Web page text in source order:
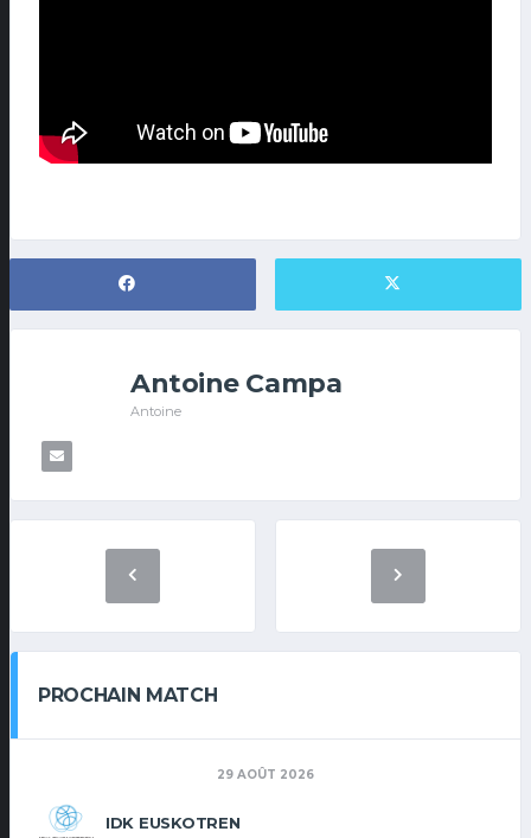
Antoine Campa
Antoine
PROCHAIN MATCH
29 AOÛT 2026
IDK EUSKOTREN